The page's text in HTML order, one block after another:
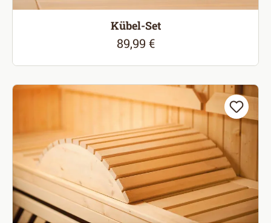
Kübel-Set
Regulärer Preis:
89,99 €